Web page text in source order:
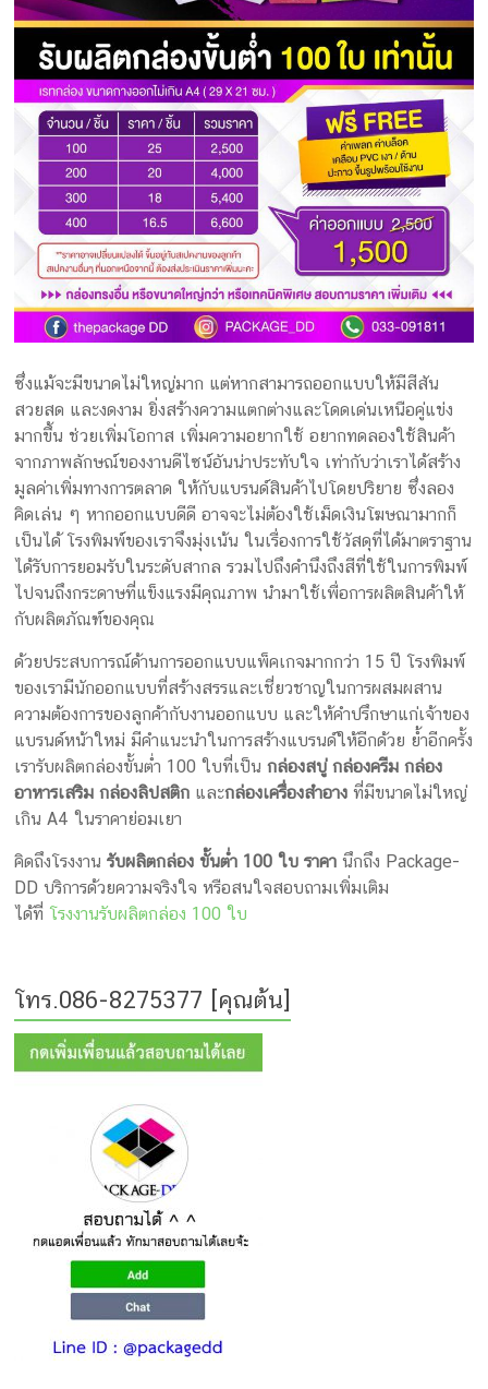
ซึ่งแม้จะมีขนาดไม่ใหญ่มาก แต่หากสามารถออกแบบให้มีสีสัน
สวยสด และงดงาม ยิ่งสร้างความแตกต่างและโดดเด่นเหนือคู่แข่ง
มากขึ้น ช่วยเพิ่มโอกาส เพิ่มความอยากใช้ อยากทดลองใช้สินค้า
จากภาพลักษณ์ของงานดีไซน์อันน่าประทับใจ เท่ากับว่าเราได้สร้าง
มูลค่าเพิ่มทางการตลาด ให้กับแบรนด์สินค้าไปโดยปริยาย ซึ่งลอง
คิดเล่น ๆ หากออกแบบดีดี อาจจะไม่ต้องใช้เม็ดเงินโฆษณามากก็
เป็นได้ โรงพิมพ์ของเราจึงมุ่งเน้น ในเรื่องการใช้วัสดุที่ได้มาตราฐาน
ได้รับการยอมรับในระดับสากล รวมไปถึงคำนึงถึงสีที่ใช้ในการพิมพ์
ไปจนถึงกระดาษที่แข็งแรงมีคุณภาพ นำมาใช้เพื่อการผลิตสินค้าให้
กับผลิตภัณฑ์ของคุณ
ด้วยประสบการณ์ด้านการออกแบบแพ็คเกจมากกว่า 15 ปี โรงพิมพ์
ของเรามีนักออกแบบที่สร้างสรรและเชี่ยวชาญในการผสมผสาน
ความต้องการของลูกค้ากับงานออกแบบ และให้คำปรึกษาแก่เจ้าของ
แบรนด์หน้าใหม่ มีคำแนะนำในการสร้างแบรนด์ให้อีกด้วย ย้ำอีกครั้ง
เรารับผลิตกล่องขั้นต่ำ 100 ใบที่เป็นกล่องสบู่ กล่องครีม กล่อง
อาหารเสริม กล่องลิปสติก และกล่องเครื่องสำอาง ที่มีขนาดไม่ใหญ่
เกิน A4 ในราคาย่อมเยา
คิดถึงโรงงานรับผลิตกล่อง ขั้นต่ำ 100 ใบ ราคา นึกถึง Package-
DD บริการด้วยความจริงใจ หรือสนใจสอบถามเพิ่มเติม
ได้ที่ โรงงานรับผลิตกล่อง 100 ใบ
โทร.086-8275377 [คุณต้น]